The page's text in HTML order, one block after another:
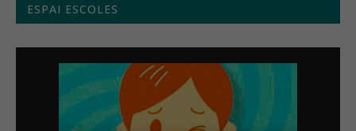
ESPAI ESCOLES